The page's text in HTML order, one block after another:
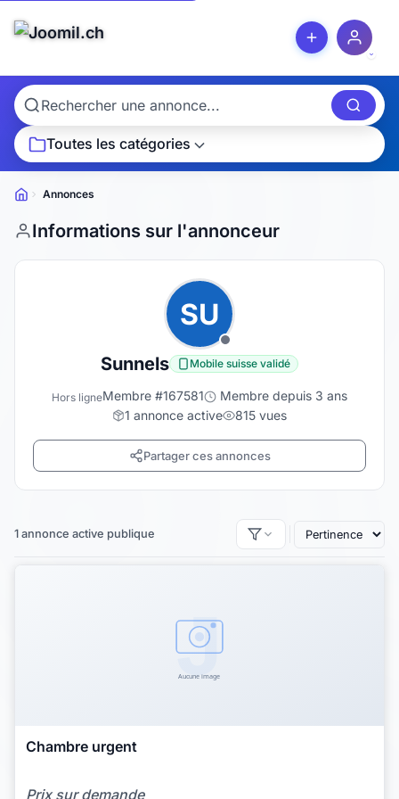
Toutes les catégories
Petites
Annonces
Informations sur l'annonceur
SU
Sunnels Mobile suisse validé
Hors ligneMembre #167581
Membre depuis 3 ans
1 annonce active
815 vues
Partager ces annonces
1 annonce active publique
Chambre urgent
Prix sur demande